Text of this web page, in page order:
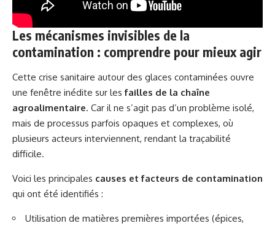
Les mécanismes invisibles de la
contamination : comprendre pour mieux agir
Cette crise sanitaire autour des glaces contaminées ouvre
une fenêtre inédite sur lesfailles de la chaîne
agroalimentaire. Car il ne s’agit pas d’un problème isolé,
mais de processus parfois opaques et complexes, où
plusieurs acteurs interviennent, rendant la traçabilité
difficile.
Voici les principales causes et facteurs de contamination
qui ont été identifiés :
Utilisation de matières premières importées (épices,